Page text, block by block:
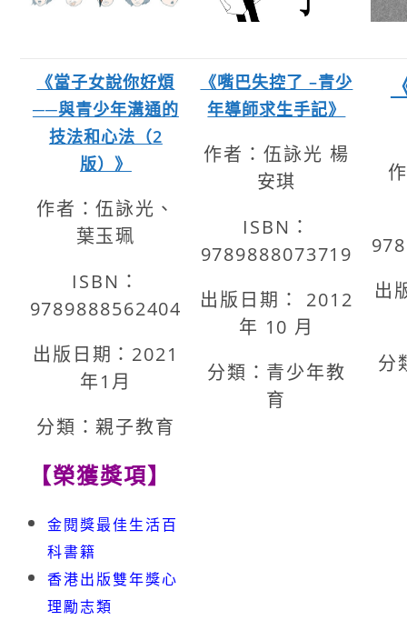
《當子女說你好煩
──與青少年溝通的
技法和心法（2
版）》
作者：伍詠光、
葉玉珮
ISBN：
9789888562404
出版日期：2021
年1月
分類：親子教育
【榮獲獎項】
金閱獎最佳生活百
科書籍
香港出版雙年獎心
理勵志類
《嘴巴失控了 –青少
年導師求生手記》
作者：伍詠光 楊
安琪
ISBN：
9789888073719
出版日期： 2012
年 10 月
分類：青少年教
育
出
分